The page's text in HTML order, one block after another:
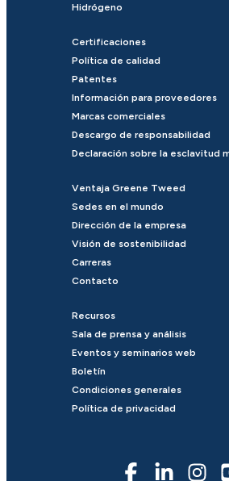
Hidrógeno
Certificaciones
Política de calidad
Patentes
Información para proveedores
Marcas comerciales
Descargo de responsabilidad
Declaración sobre la esclavitud
Ventaja Greene Tweed
Sedes en el mundo
Dirección de la empresa
Visión de sostenibilidad
Carreras
Contacto
Recursos
Sala de prensa y análisis
Eventos y seminarios web
Boletín
Condiciones generales
Política de privacidad